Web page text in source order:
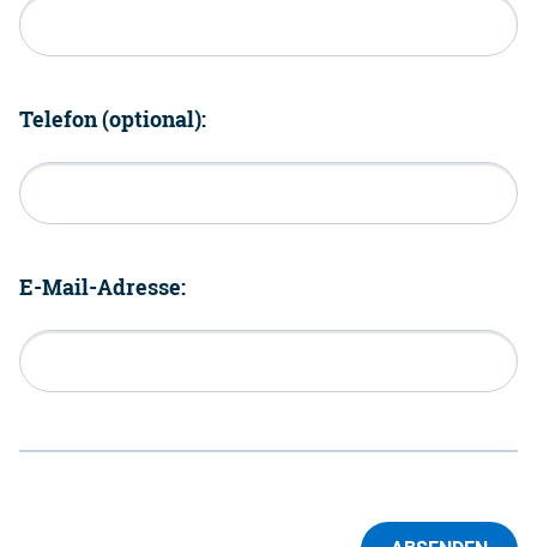
Telefon (optional):
E-Mail-Adresse: